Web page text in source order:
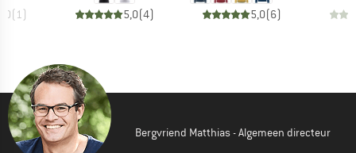
(1) 5,0(4)
5,0(6)
Bergvriend Matthias - Algemeen directeur